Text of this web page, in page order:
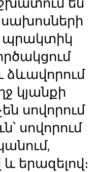
պրակտիկ
կյանքի
սովորում
սովորում
և երազելով։